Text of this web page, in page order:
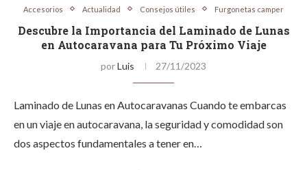
Accesorios Actualidad Consejos útiles Furgonetas camper
Descubre la Importancia del Laminado de Lunas
en Autocaravana para Tu Próximo Viaje
porLuis 27/11/2023
Laminado de Lunas en Autocaravanas Cuando te embarcas
en un viaje en autocaravana, la seguridad y comodidad son
dos aspectos fundamentales a tener en…